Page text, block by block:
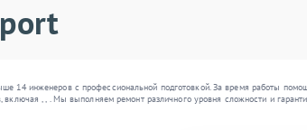
14 инженеров с профессиональной подготовкой. За время работы
, , . Мы выполняем ремонт различного уровня сложности и